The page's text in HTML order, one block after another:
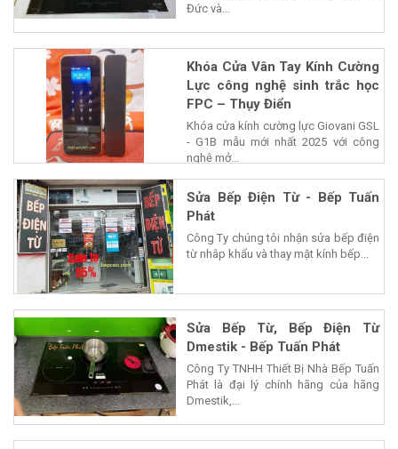
Đức và...
Khóa Cửa Vân Tay Kính Cường
Lực công nghệ sinh trắc học
FPC – Thụy Điển
Khóa cửa kính cường lực Giovani GSL
- G1B mẫu mới nhất 2025 với công
nghệ mở...
Sửa Bếp Điện Từ - Bếp Tuấn
Phát
Công Ty chúng tôi nhận sửa bếp điện
từ nhâp khẩu và thay mặt kính bếp...
Sửa Bếp Từ, Bếp Điện Từ
Dmestik - Bếp Tuấn Phát
Công Ty TNHH Thiết Bị Nhà Bếp Tuấn
Phát là đại lý chính hãng của hãng
Dmestik,...